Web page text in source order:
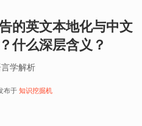
的英文本地化与中文
什么深层含义？
学解析
布于 知识挖掘机